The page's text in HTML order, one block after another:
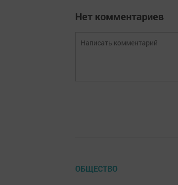
Нет комментариев
ОБЩЕСТВО